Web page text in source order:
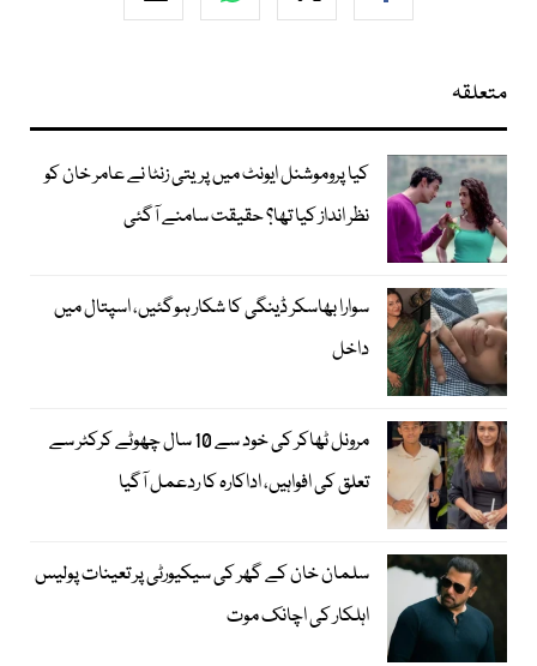
متعلقہ
کیا پروموشنل ایونٹ میں پریتی زنٹا نے عامر خان کو
نظر انداز کیا تھا؟ حقیقت سامنے آگئی
سوارا بھاسکر ڈینگی کا شکار ہوگئیں، اسپتال میں
داخل
مرونل ٹھاکر کی خود سے 10 سال چھوٹے کرکٹر سے
تعلق کی افواہیں، اداکارہ کا ردعمل آگیا
سلمان خان کے گھر کی سیکیورٹی پر تعینات پولیس
اہلکار کی اچانک موت